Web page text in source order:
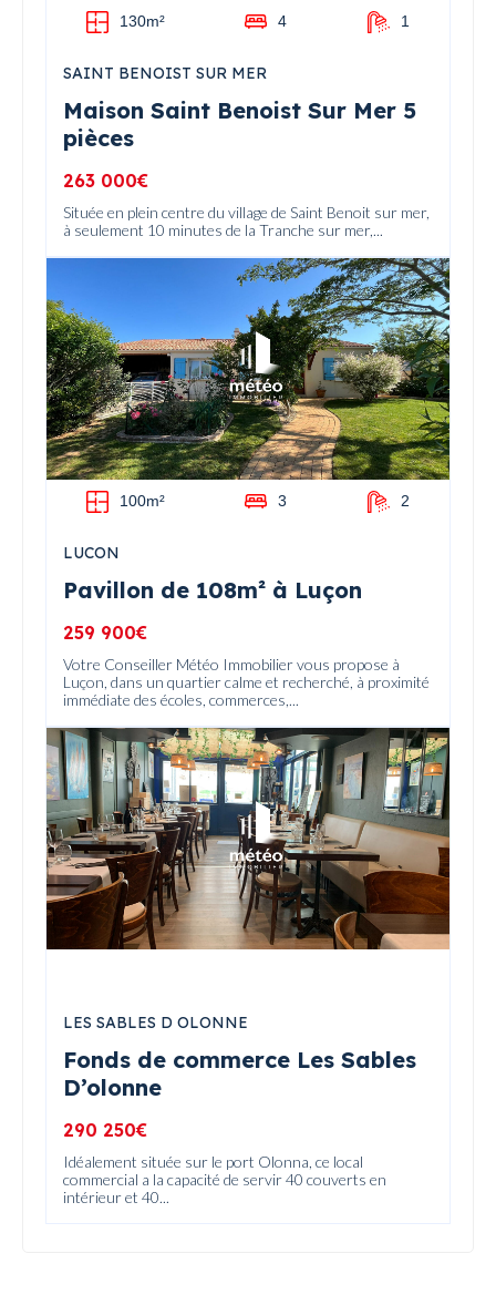
130m² 4 1
Maison Saint Benoist Sur Mer 5
pièces
SAINT BENOIST SUR MER
263 000€
Située en plein centre du village de Saint Benoit sur mer,
à seulement 10 minutes de la Tranche sur mer,...
100m² 3 2
Pavillon de 108m² à Luçon
LUCON
259 900€
Votre Conseiller Météo Immobilier vous propose à
Luçon, dans un quartier calme et recherché, à proximité
immédiate des écoles, commerces,...
Fonds de commerce Les Sables
D’olonne
LES SABLES D OLONNE
290 250€
Idéalement située sur le port Olonna, ce local
commercial a la capacité de servir 40 couverts en
intérieur et 40...